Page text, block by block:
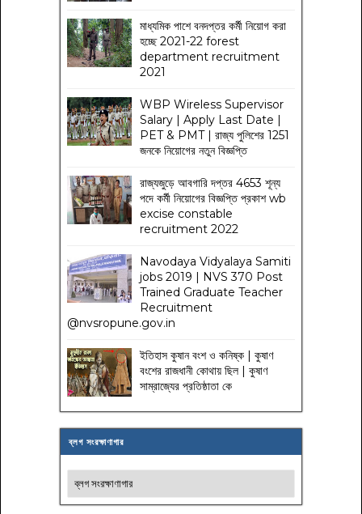
মাধ্যমিক পাশে বনদপ্তর কর্মী নিয়োগ করা
হচ্ছে 2021-22 forest
department recruitment
2021
WBP Wireless Supervisor
Salary | Apply Last Date |
PET & PMT | রাজ্য পুলিশের 1251
জনকে নিয়োগের নতুন বিজ্ঞপ্তি
রাজ্যজুড়ে আবগারি দপ্তর 4653 শূন্য
পদে কর্মী নিয়োগের বিজ্ঞপ্তি প্রকাশ wb
excise constable
recruitment 2022
Navodaya Vidyalaya Samiti
jobs 2019 | NVS 370 Post
Trained Graduate Teacher
Recruitment
@nvsropune.gov.in
ইতিহাস কুষান বংশ ও কনিষ্ক | কুষাণ
বংশের রাজধানী কোথায় ছিল | কুষাণ
সাম্রাজ্যের প্রতিষ্ঠাতা কে
ব্লগ সংরক্ষাণাগার